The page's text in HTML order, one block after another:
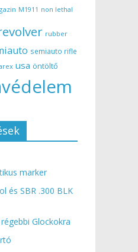
M1911 non lethal
rubber
semiauto rifle
usa öntöltő
marker
és SBR .300 BLK
Glockokra